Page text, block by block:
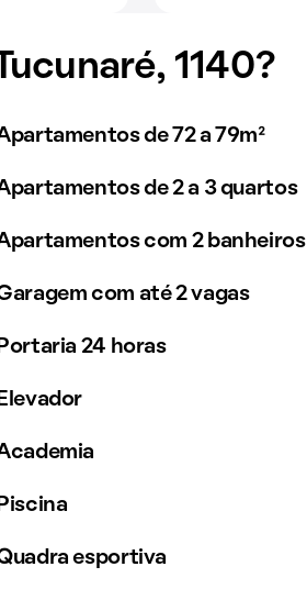
1140?
de 72 a 79m²
de 2 a 3 quartos
com 2 banheiros
com até 2 vagas
Portaria 24 horas
Elevador
Piscina
esportiva